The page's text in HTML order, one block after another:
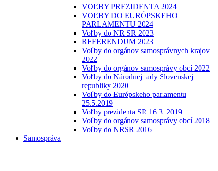
VOĽBY PREZIDENTA 2024
VOĽBY DO EURÓPSKEHO
PARLAMENTU 2024
Voľby do NR SR 2023
REFERENDUM 2023
Voľby do orgánov samosprávnych krajov
2022
Voľby do orgánov samosprávy obcí 2022
Voľby do Národnej rady Slovenskej
republiky 2020
Voľby do Európskeho parlamentu
25.5.2019
Voľby prezidenta SR 16.3. 2019
Voľby do orgánov samosprávy obcí 2018
Voľby do NRSR 2016
Samospráva